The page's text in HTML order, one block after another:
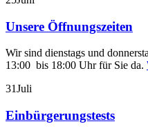
Unsere Öffnungszeiten
Wir sind dienstags und
13:00 bis 18:00 Uhr für Sie da.
31Juli
Einbürgerungstests